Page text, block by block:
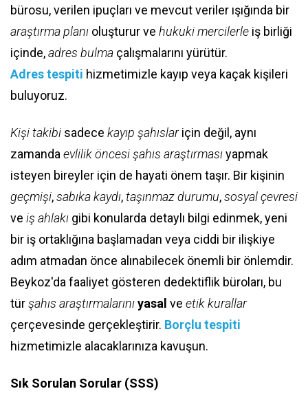
bürosu, verilen ipuçları ve mevcut veriler ışığında bir
araştırma planı oluşturur ve hukuki mercilerle iş birliği
içinde,adres bulma çalışmalarını yürütür.
Adres tespiti hizmetimizle kayıp veya kaçak kişileri
buluyoruz.
Kişi takibi sadece kayıp şahıslariçin değil, aynı
zamandaevlilik öncesi şahıs araştırmasıyapmak
isteyen bireyler için de hayati önem taşır. Bir kişinin
geçmişi,sabıka kaydı,taşınmaz durumu,sosyal çevresi
ve iş ahlakı gibi konularda detaylı bilgi edinmek, yeni
bir iş ortaklığına başlamadan veya ciddi bir ilişkiye
adım atmadan önce alınabilecek önemli bir önlemdir.
Beykoz'da faaliyet gösteren dedektiflik büroları, bu
türşahıs araştırmalarınıyasal ve etik kurallar
çerçevesinde gerçekleştirir. Borçlu tespiti
hizmetimizle alacaklarınıza kavuşun.
Sık Sorulan Sorular (SSS)